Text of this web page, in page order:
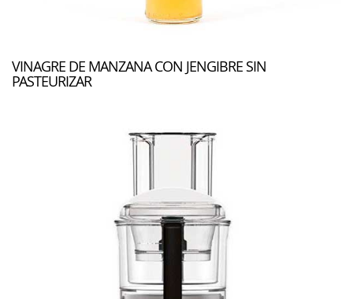
VINAGRE DE MANZANA CON JENGIBRE SIN
PASTEURIZAR